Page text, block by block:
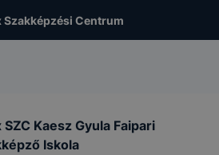
Szakképzési Centrum
Kaesz Gyula Faipari
Iskola